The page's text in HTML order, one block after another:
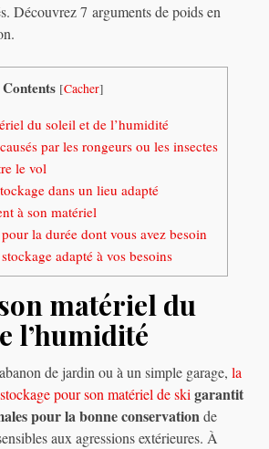
Découvrez 7 arguments de poids en
Contents [Cacher]
du soleil et de l’humidité
par les rongeurs ou les insectes
le vol
dans un lieu adapté
à son matériel
la durée dont vous avez besoin
adapté à vos besoins
matériel du
l’humidité
de jardin ou à un simple garage, la
pour son matériel de ski garantit
pour la bonne conservationde
aux agressions extérieures. À